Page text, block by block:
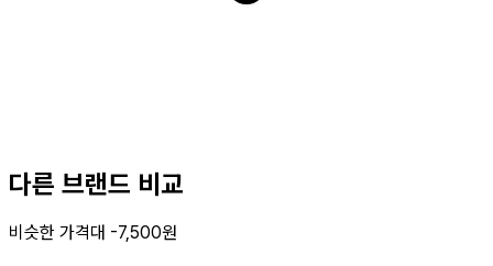
다른 브랜드 비교
비슷한 가격대 -7,500원